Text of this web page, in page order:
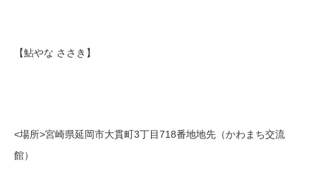
【鮎やな ささき】
<場所>宮崎県延岡市大貫町3丁目718番地地先（かわまち交流
館）